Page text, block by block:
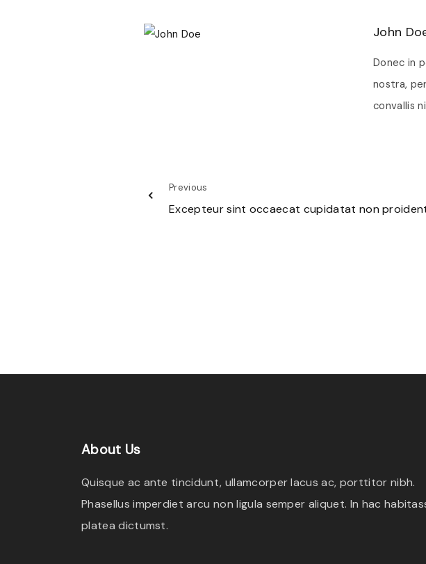
John
Donec in
nostra,
convallis
Previous
Excepteur sint occaecat cupidatat non
About Us
Quisque ac ante tincidunt, ullamcorper lacus ac, porttitor nibh.
Phasellus imperdiet arcu non ligula semper aliquet. In hac
platea dictumst.